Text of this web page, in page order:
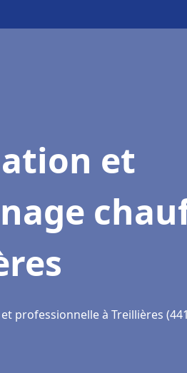
et
professionnelle à Treillières